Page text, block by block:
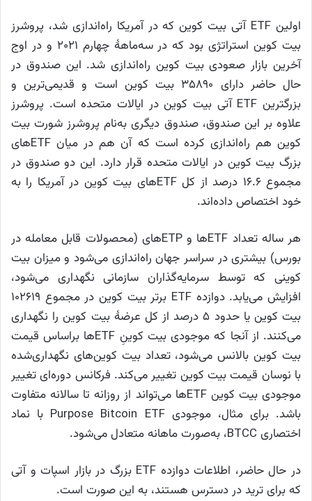
اولین ETF آتی بیت کوین که در آمریکا راه‌اندازی شد، پروشرز
بیت کوین استراتژی بود که در سه‌ماههٔ چهارم ۲۰۲۱ و در اوج
آخرین بازار صعودی بیت کوین راه‌اندازی شد. این صندوق در
حال حاضر دارای ۳۵۸۹۰ بیت کوین است و قدیمی‌ترین و
بزرگترین ETF آتی بیت کوین در ایالات متحده است. پروشرز
علاوه بر این صندوق، صندوق دیگری به‌نام پروشرز شورت بیت
کوین هم راه‌اندازی کرده است که آن هم در میان ETFهای
بزرگ بیت کوین در ایالات متحده قرار دارد. این دو صندوق در
مجموع ۱۶.۶ درصد از کل ETFهای بیت کوین در آمریکا را به
خود اختصاص داده‌اند.
هر ساله تعداد ETFها و ETPهای (محصولات قابل معامله در
بورس) بیشتری در سراسر جهان راه‌اندازی می‌شود و میزان بیت
کوینی که توسط سرمایه‌گذاران سازمانی نگهداری می‌شود،
افزایش می‌یابد. دوازده ETF برتر بیت کوین در مجموع ۱۰۲۶۱۹
بیت کوین یا حدود ۵ درصد از کل عرضهٔ بیت کوین را نگهداری
می‌کنند. از آنجا که موجودی بیت کوینِ ETFها براساس قیمت
بیت کوین بالانس می‌شود، تعداد بیت کوین‌های نگهداری‌شده
با نوسان قیمت بیت کوین تغییر می‌کند. فرکانس دوره‌ای تغییر
موجودی بیت کوین ETFها می‌تواند از روزانه تا سالانه متفاوت
باشد. برای مثال، موجودی Purpose Bitcoin ETF با نماد
اختصاری BTCC، به‌صورت ماهانه متعادل می‌شود.
در حال حاضر، اطلاعات دوازده ETF‌ بزرگ در بازار اسپات و آتی
که برای ترید در دسترس هستند، به این صورت است.